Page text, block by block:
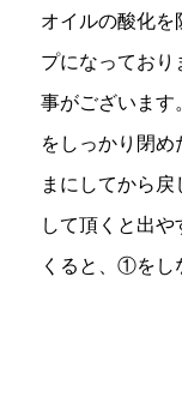
オイルの酸化を
プになっており
事がございま
をしっかり閉め
まにしてから
して頂くと出
くると、①をし